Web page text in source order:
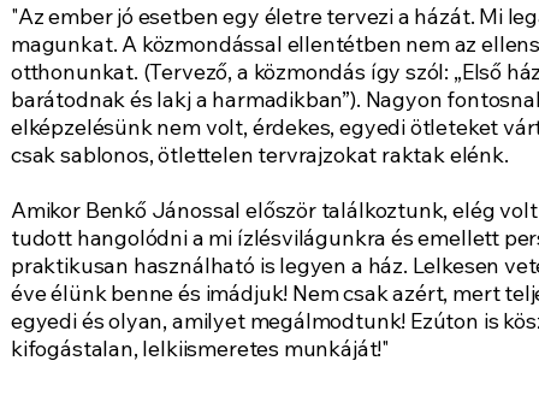
"Az ember jó esetben egy életre tervezi a házát. Mi
magunkat. A közmondással ellentétben nem az
otthonunkat. (Tervező, a közmondás így szól: „Első
barátodnak és lakj a harmadikban”). Nagyon
elképzelésünk nem volt, érdekes, egyedi ötleteket
csak sablonos, ötlettelen tervrajzokat raktak elénk.
Amikor Benkő Jánossal először találkoztunk, elég
tudott hangolódni a mi ízlésvilágunkra és emellett
praktikusan használható is legyen a ház. Lelkesen
éve élünk benne és imádjuk! Nem csak azért, mert
egyedi és olyan, amilyet megálmodtunk! Ezúton is
kifogástalan, lelkiismeretes munkáját!"​